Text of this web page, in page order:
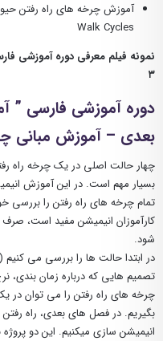
آموزش چرخه های راه رفتن
Walk Cycles
نمونه فیلم معرفی دوره آموزشی
۳
دوره آموزشی فارسی ”
بعدی – آموزش مبانی
چهار حالت اصلی در یک چرخه راه
بسیار مهم است. در این آموزش
تمام چرخه های راه رفتن را بررسی
کارآموزان انیمیشن مفید است، صرف
شود.
در ابتدا حالت ها را بررسی می کنیم
تصمیم هایی که درباره زمان بندی،
چرخه های راه رفتن را می توان در
بگیریم. در فصل های بعدی، راه
انیمیشن سازی میکنیم. این دو